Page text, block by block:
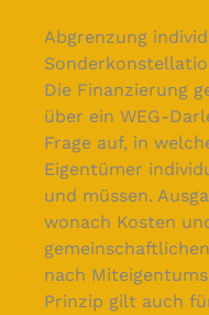
Abgrenzung
Die Finanzierung
über ein WEG-
Frage auf, in
Eigentümer
und müssen.
wonach Kosten
nach
Prinzip gilt auch